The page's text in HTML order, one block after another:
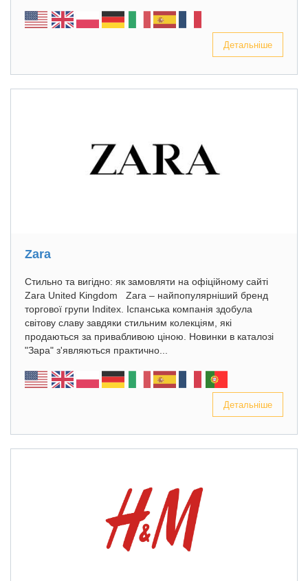
Детальніше
Zara
Стильно та вигідно: як замовляти на офіційному сайті
Zara United Kingdom Zara – найпопулярніший бренд
торгової групи Inditex. Іспанська компанія здобула
світову славу завдяки стильним колекціям, які
продаються за привабливою ціною. Новинки в каталозі
"Зара" з'являються практично...
Детальніше